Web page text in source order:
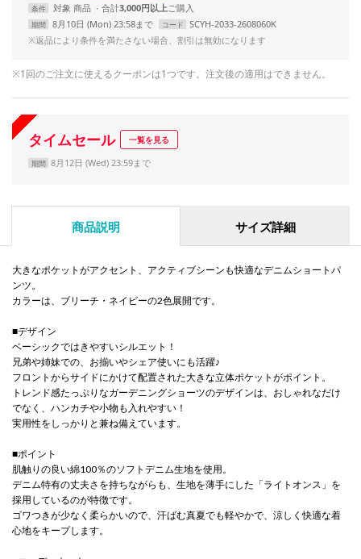
条件 対象 商品 合計3,000円以上
期間 8月10日 (Mon) 23:58まで コード
SCYH-2033-2608060K
※返品により条件を満たさない場合、割引は無効になります
※1回のご注文に使えるクーポンは1つです。注文後の適用はできません。
タイムセール 一覧を見る
期間 8月12日 (Wed) 23:59まで
商品説明 サイズ詳細
大きなポケットがアクセント、アクティブシーンも快適なデニムショートパ
ンツ。
カラーは、ブリーチ・ネイビーの2色展開です。
■デザイン
ベーシックではきやすいシルエット！
兄弟や姉妹での、お揃いやシェア使いにも活躍♪
フロントからサイドにかけて配置された大きな立体ポケットがポイント。
トレンド感たっぷりなガーデニングショーツのデザインは、おしゃれなだけ
でなく、ハンカチや小物も入れやすい！
実用性をしっかりと兼ね備えています。
■ポイント
肌触りの良い綿100％のソフトデニム生地を使用。
デニム特有の丈夫さを持ちながらも、生地を薄手にした「ライトオンス」を
採用しているのが特徴です。
ゴワつきが少なく柔らかいので、汗ばむ真夏でも軽やかで、涼しく快適な着
心地をキープします。